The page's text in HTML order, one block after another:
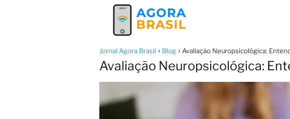
Jornal Agora Brasil Blog Avaliação Neuropsicológica:
Avaliação Neuropsicológica: